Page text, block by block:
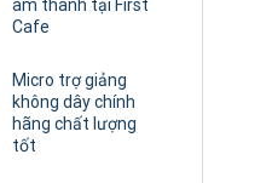
âm thanh tại First
Cafe
Micro trợ giảng
không dây chính
hãng chất lượng
tốt